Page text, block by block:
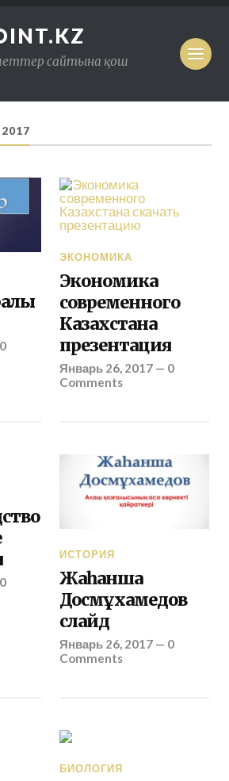
сайтына қош
0
ЭКОНОМИКА
Экономика
современного
Казахстана
презентация
Январь 26, 2017 — 0
Comments
0
ИСТОРИЯ
Жаһанша
Досмұха­медов
слайд
Январь 26, 2017 — 0
Comments
БИОЛОГИЯ